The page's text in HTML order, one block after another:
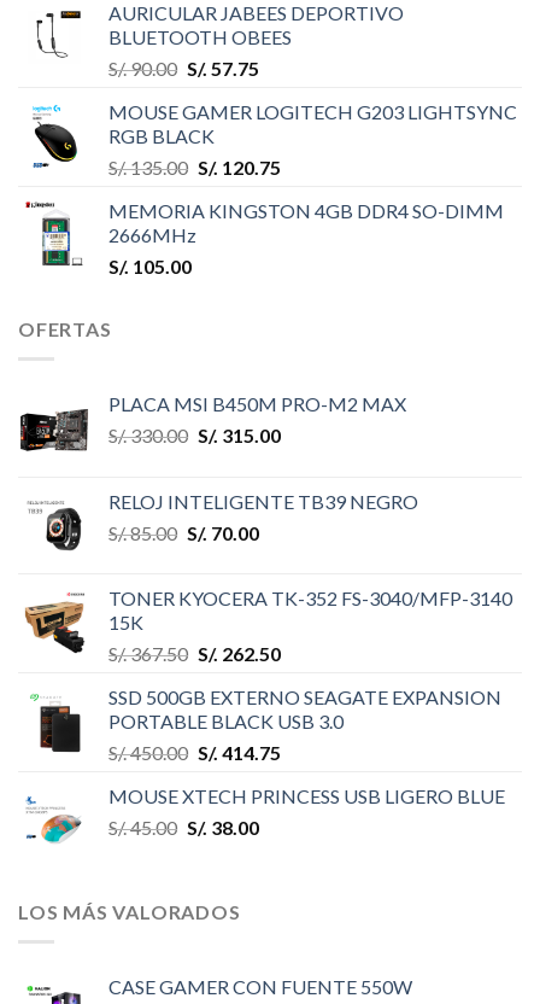
AURICULAR JABEES DEPORTIVO
BLUETOOTH OBEES
S/.90.00 S/. 57.75
MOUSE GAMER LOGITECH G203 LIGHTSYNC
RGB BLACK
S/.135.00 S/. 120.75
MEMORIA KINGSTON 4GB DDR4 SO-DIMM
2666MHz
S/. 105.00
OFERTAS
PLACA MSI B450M PRO-M2 MAX
S/.330.00 S/. 315.00
RELOJ INTELIGENTE TB39 NEGRO
S/.85.00 S/. 70.00
TONER KYOCERA TK-352 FS-3040/MFP-3140
15K
S/.367.50 S/. 262.50
SSD 500GB EXTERNO SEAGATE EXPANSION
PORTABLE BLACK USB 3.0
S/.450.00 S/. 414.75
MOUSE XTECH PRINCESS USB LIGERO BLUE
S/.45.00 S/. 38.00
LOS MÁS VALORADOS
CASE GAMER CON FUENTE 550W